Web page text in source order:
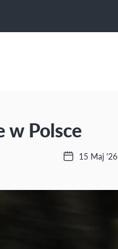
Polsce
15 Maj '26